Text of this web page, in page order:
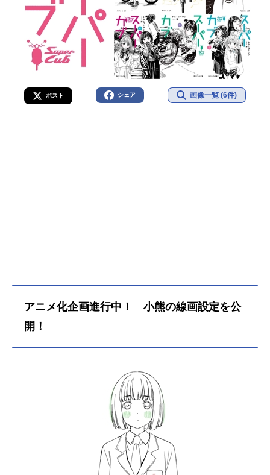
ポスト シェア 画像一覧 (6件)
アニメ化企画進行中！ 小熊の線画設定を公
開！